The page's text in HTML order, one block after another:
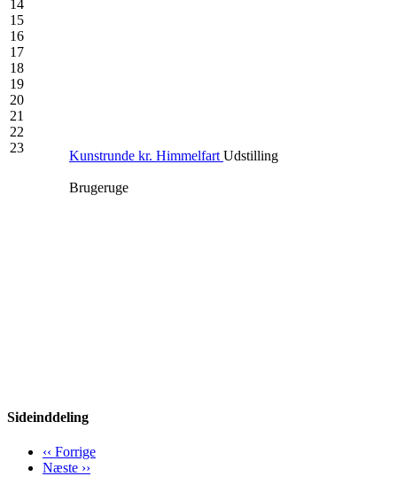
14
15
16
17
18
19
20
21
22
23
Kunstrunde kr. Himmelfart Udstilling
Brugeruge
Sideinddeling
‹‹ Forrige
Næste ››